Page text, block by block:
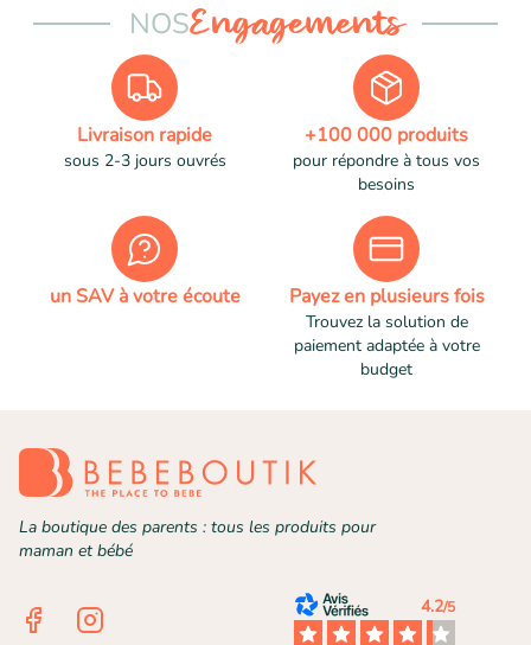
NOSEngagements
Livraison rapide
sous 2-3 jours ouvrés
+100 000 produits
pour répondre à tous vos
besoins
un SAV à votre écoute Payez en plusieurs fois
Trouvez la solution de
paiement adaptée à votre
budget
La boutique des parents : tous les produits pour
maman et bébé
FacebookInstagram 4.2/5